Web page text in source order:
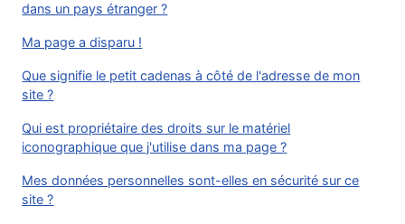
dans un pays étranger ?
Ma page a disparu !
Que signifie le petit cadenas à côté de l'adresse de mon
site ?
Qui est propriétaire des droits sur le matériel
iconographique que j'utilise dans ma page ?
Mes données personnelles sont-elles en sécurité sur ce
site ?